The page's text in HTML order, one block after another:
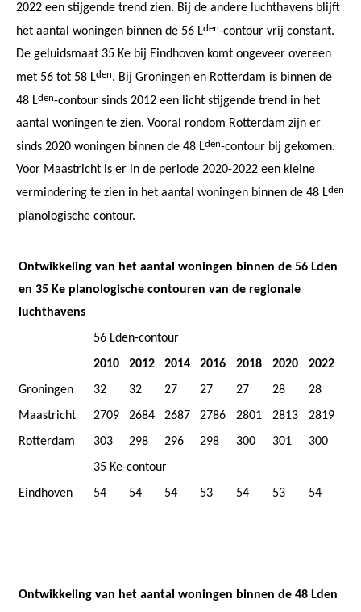
2022 een stijgende trend zien. Bij de andere luchthavens blijft
het aantal woningen binnen de 56 Lden-contour vrij constant.
De geluidsmaat 35 Ke bij Eindhoven komt ongeveer overeen
met 56 tot 58 Lden. Bij Groningen en Rotterdam is binnen de
48 Lden-contour sinds 2012 een licht stijgende trend in het
aantal woningen te zien. Vooral rondom Rotterdam zijn er
sinds 2020 woningen binnen de 48 Lden-contour bij gekomen.
Voor Maastricht is er in de periode 2020-2022 een kleine
vermindering te zien in het aantal woningen binnen de 48 Lden
planologische contour.
Ontwikkeling van het aantal woningen binnen de 56 Lden
en 35 Ke planologische contouren van de regionale
luchthavens
56 Lden-contour
2010
2012 2014 2016 2018 2020
2022
Groningen
32 32 27 27 27 28
28
Maastricht
2709 2684 2687 2786 2801 2813
2819
Rotterdam
303 298 296 298 300 301
300
35 Ke-contour
Eindhoven
54 54 54 53 54 53 54
Ontwikkeling van het aantal woningen binnen de 48 Lden